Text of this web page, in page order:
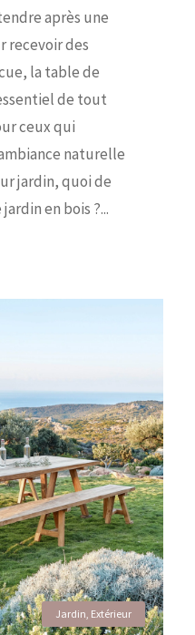
après une
recevoir des
la table de
de tout
ceux qui
naturelle
jardin, quoi de
en bois ?...
Jardin, Extérieur